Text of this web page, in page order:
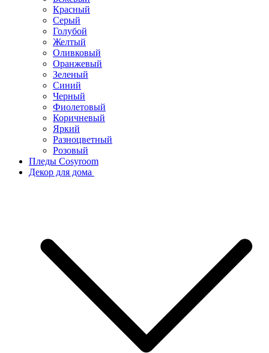
Красный
Серый
Голубой
Желтый
Оливковый
Оранжевый
Зеленый
Синий
Черный
Фиолетовый
Коричневый
Яркий
Разноцветный
Розовый
Пледы Cosyroom
Декор для дома